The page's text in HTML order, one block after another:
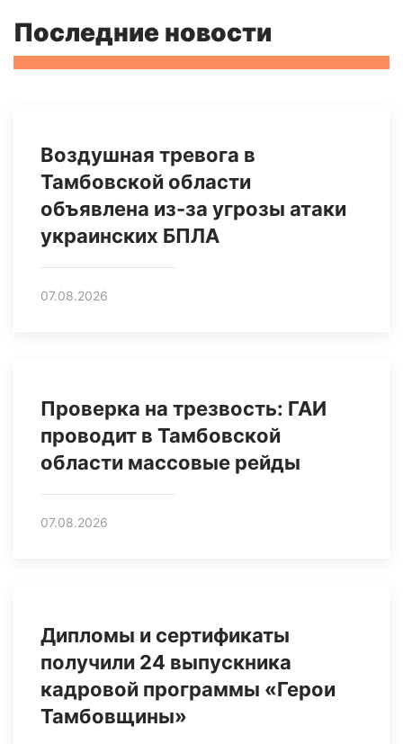
Последние новости
Воздушная тревога в
Тамбовской области
объявлена из-за угрозы атаки
украинских БПЛА
07.08.2026
Проверка на трезвость: ГАИ
проводит в Тамбовской
области массовые рейды
07.08.2026
Дипломы и сертификаты
получили 24 выпускника
кадровой программы «Герои
Тамбовщины»